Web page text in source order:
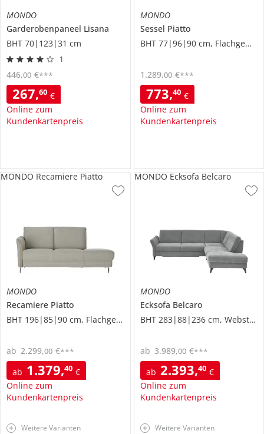
MONDO
Garderobenpaneel Lisana
BHT 70|123|31 cm
1
267,60 €
Online zum
Kundenkartenpreis
446,00 €***
MONDO
Sessel Piatto
BHT 77|96|90 cm, Flachgewebe
773,40 €
Online zum
Kundenkartenpreis
1.289,00 €***
MONDO
Recamiere Piatto
BHT 196|85|90 cm, Flachgewebe
ab 1.379,40 €
Online zum
Kundenkartenpreis
ab 2.299,00 €***
MONDO Recamiere Piatto
Weitere Varianten
MONDO
Ecksofa Belcaro
BHT 283|88|236 cm, Webstoff
ab 2.393,40 €
Online zum
Kundenkartenpreis
ab 3.989,00 €***
MONDO Ecksofa Belcaro
Weitere Varianten